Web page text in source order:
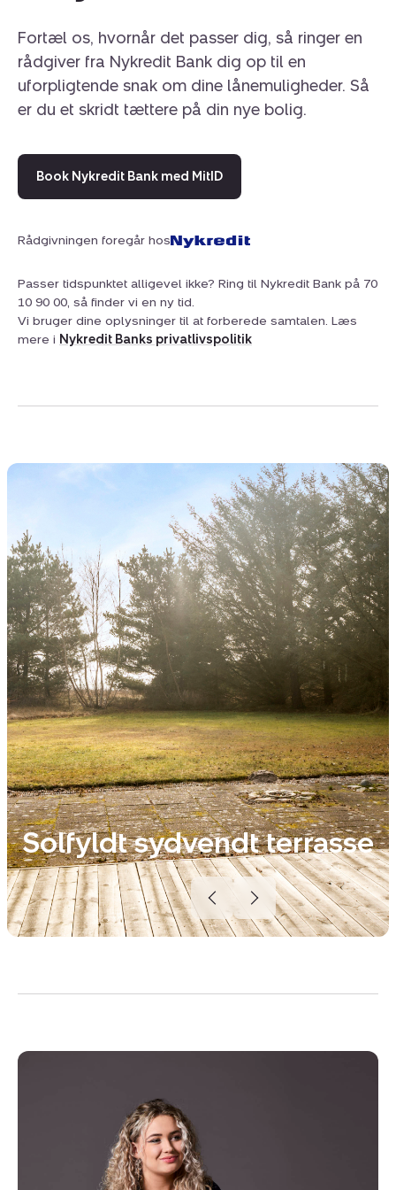
Området omkring Vedersø Klit er kendt for sin
storslåede natur og fredelige atmosfære. Her er der kort
afstand til Vesterhavet, og de mange stier gennem
klitter og plantage indbyder til gå- og løbeture året
rundt. I området findes både købmand og spisesteder,
til Søndervig med shopping, restauranter og oplevelser.
Mod nord finder man Husby Klitplantage med skov,
søer og et rigt dyreliv, og i Torsminde kan man opleve
kajen.
Tyttebærvej 29 er det oplagte valg for dig, der
drømmer om et klassisk og hyggeligt sommerhus tæt
på havet – et sted hvor skuldrene sænker sig, og
Fortæl os, hvornår det passer dig, så ringer en
rådgiver fra Nykredit Bank dig op til en
uforpligtende snak om dine lånemuligheder. Så
er du et skridt tættere på din nye bolig.
Book Nykredit Bank med MitID
Rådgivningen foregår hos
Passer tidspunktet alligevel ikke? Ring til Nykredit Bank på 70
10 90 00, så finder vi en ny tid.
Vi bruger dine oplysninger til at forberede samtalen. Læs
mere i Nykredit Banks privatlivspolitik
Solfyldt sydvendt terrasse